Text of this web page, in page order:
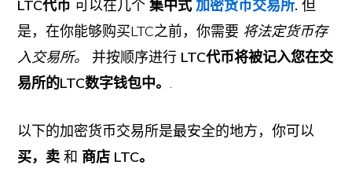
LTC代币 可以在几个集中式加密货币交易所.但
是，在你能够购买LTC之前，你需要 将法定货币存
入交易所。
并按顺序进行 LTC代币将被记入您在交
易所的LTC数字钱包中。.
以下的加密货币交易所是最安全的地方，你可以
买，卖 和 商店 LTC。